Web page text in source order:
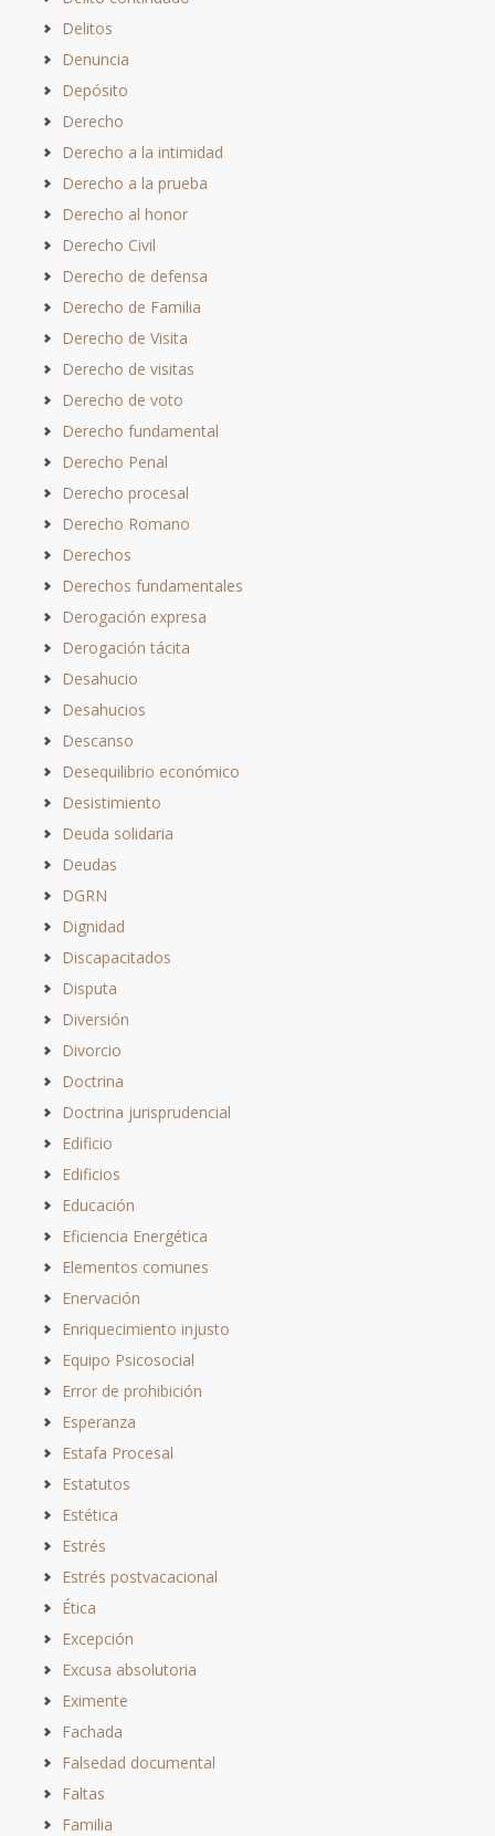
Delitos
Denuncia
Depósito
Derecho
Derecho a la intimidad
Derecho a la prueba
Derecho al honor
Derecho Civil
Derecho de defensa
Derecho de Familia
Derecho de Visita
Derecho de visitas
Derecho de voto
Derecho fundamental
Derecho Penal
Derecho procesal
Derecho Romano
Derechos
Derechos fundamentales
Derogación expresa
Derogación tácita
Desahucio
Desahucios
Descanso
Desequilibrio económico
Desistimiento
Deuda solidaria
Deudas
DGRN
Dignidad
Discapacitados
Disputa
Diversión
Divorcio
Doctrina
Doctrina jurisprudencial
Edificio
Edificios
Educación
Eficiencia Energética
Elementos comunes
Enervación
Enriquecimiento injusto
Equipo Psicosocial
Error de prohibición
Esperanza
Estafa Procesal
Estatutos
Estética
Estrés
Estrés postvacacional
Ética
Excepción
Excusa absolutoria
Eximente
Fachada
Falsedad documental
Faltas
Familia